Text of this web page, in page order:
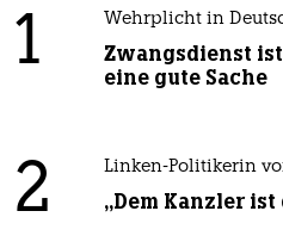
1 Wehrplicht in
Zwangsdienst
eine gute Sache
2 Linken-Politikerin
„Dem Kanzler ist